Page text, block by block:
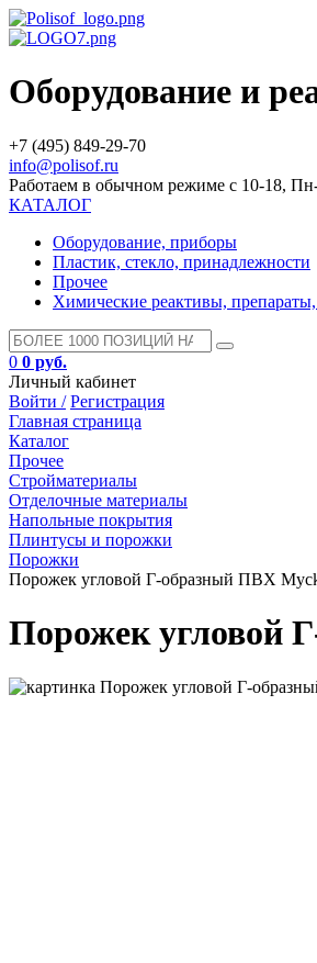
Оборудование и
+7 (495) 849-29-70
info@polisof.ru
Работаем в обычном режиме с 10-18,
КАТАЛОГ
Оборудование, приборы
Пластик, стекло, принадлежности
Прочее
Химические реактивы,
0 0 руб.
Личный кабинет
Войти / Регистрация
Главная страница
Каталог
Прочее
Стройматериалы
Отделочные материалы
Напольные покрытия
Плинтусы и порожки
Порожки
Порожек угловой Г-образный ПВХ
Порожек угловой